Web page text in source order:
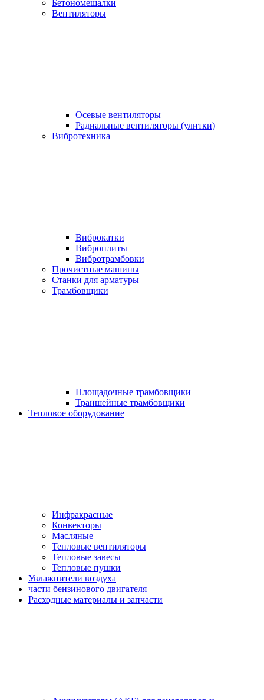
Бетономешалки
Вентиляторы
Осевые вентиляторы
Радиальные вентиляторы (улитки)
Вибротехника
Виброкатки
Виброплиты
Вибротрамбовки
Прочистные машины
Станки для арматуры
Трамбовщики
Площадочные трамбовщики
Траншейные трамбовщики
Тепловое оборудование
Инфракрасные
Конвекторы
Масляные
Тепловые вентиляторы
Тепловые завесы
Тепловые пушки
Увлажнители воздуха
части бензинового двигателя
Расходные материалы и запчасти